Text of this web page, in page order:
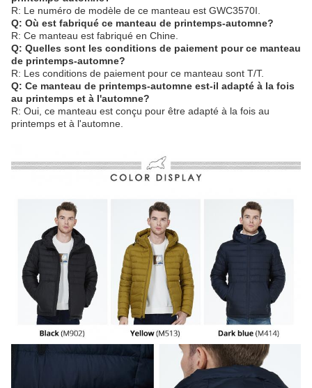
R: Le numéro de modèle de ce manteau est GWC3570I.
Q: Où est fabriqué ce manteau de printemps-automne?
R: Ce manteau est fabriqué en Chine.
Q: Quelles sont les conditions de paiement pour ce manteau
de printemps-automne?
R: Les conditions de paiement pour ce manteau sont T/T.
Q: Ce manteau de printemps-automne est-il adapté à la fois
au printemps et à l'automne?
R: Oui, ce manteau est conçu pour être adapté à la fois au
printemps et à l'automne.